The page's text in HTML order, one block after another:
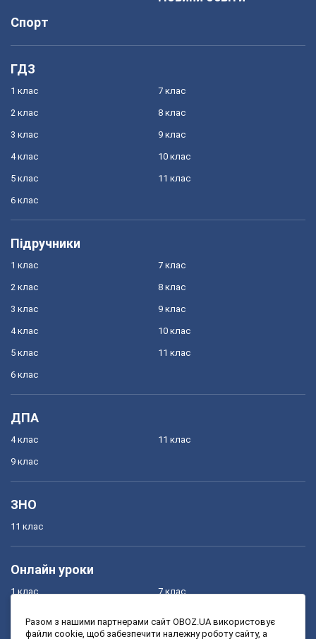
Спорт
ГДЗ
1 клас
2 клас
3 клас
4 клас
5 клас
6 клас
7 клас
8 клас
9 клас
10 клас
11 клас
Підручники
1 клас
2 клас
3 клас
4 клас
5 клас
6 клас
7 клас
8 клас
9 клас
10 клас
11 клас
ДПА
4 клас
9 клас
11 клас
ЗНО
11 клас
Онлайн уроки
1 клас
3 клас
7 клас
9 клас
Разом з нашими партнерами сайт OBOZ.UA використовує
файли cookie, щоб забезпечити належну роботу сайту, а